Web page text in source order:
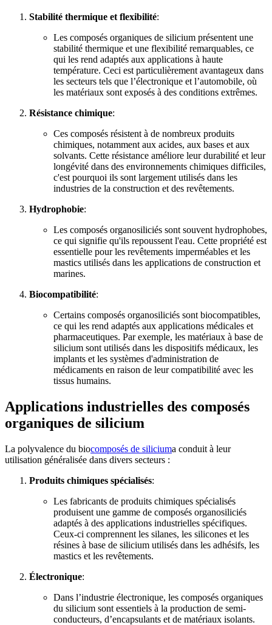
Stabilité thermique et flexibilité:
Les composés organiques de silicium présentent une
stabilité thermique et une flexibilité remarquables, ce
qui les rend adaptés aux applications à haute
température. Ceci est particulièrement avantageux dans
les secteurs tels que l’électronique et l’automobile, où
les matériaux sont exposés à des conditions extrêmes.
Résistance chimique:
Ces composés résistent à de nombreux produits
chimiques, notamment aux acides, aux bases et aux
solvants. Cette résistance améliore leur durabilité et leur
longévité dans des environnements chimiques difficiles,
c'est pourquoi ils sont largement utilisés dans les
industries de la construction et des revêtements.
Hydrophobie:
Les composés organosiliciés sont souvent hydrophobes,
ce qui signifie qu'ils repoussent l'eau. Cette propriété est
essentielle pour les revêtements imperméables et les
mastics utilisés dans les applications de construction et
marines.
Biocompatibilité:
Certains composés organosiliciés sont biocompatibles,
ce qui les rend adaptés aux applications médicales et
pharmaceutiques. Par exemple, les matériaux à base de
silicium sont utilisés dans les dispositifs médicaux, les
implants et les systèmes d'administration de
médicaments en raison de leur compatibilité avec les
tissus humains.
Applications industrielles des composés
organiques de silicium
La polyvalence du biocomposés de siliciuma conduit à leur
utilisation généralisée dans divers secteurs :
Produits chimiques spécialisés:
Les fabricants de produits chimiques spécialisés
produisent une gamme de composés organosiliciés
adaptés à des applications industrielles spécifiques.
Ceux-ci comprennent les silanes, les silicones et les
résines à base de silicium utilisés dans les adhésifs, les
mastics et les revêtements.
Électronique:
Dans l’industrie électronique, les composés organiques
du silicium sont essentiels à la production de semi-
conducteurs, d’encapsulants et de matériaux isolants.